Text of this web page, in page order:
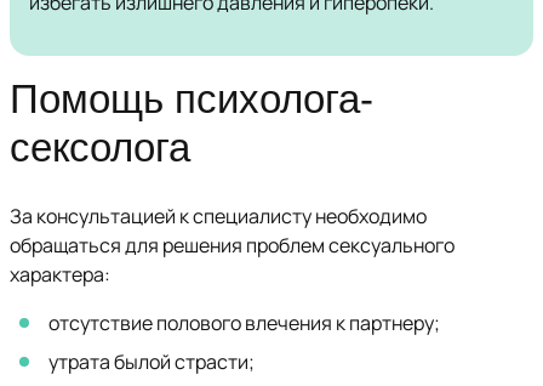
Помощь психолога-
сексолога
За консультацией к специалисту необходимо
обращаться для решения проблем сексуального
характера:
отсутствие полового влечения к партнеру;
утрата былой страсти;